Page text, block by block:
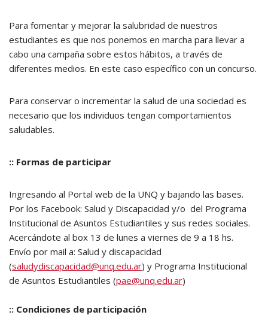
Para fomentar y mejorar la salubridad de nuestros
estudiantes es que nos ponemos en marcha para llevar a
cabo una campaña sobre estos hábitos, a través de
diferentes medios. En este caso específico con un concurso.
Para conservar o incrementar la salud de una sociedad es
necesario que los individuos tengan comportamientos
saludables.
:: Formas de participar
Ingresando al Portal web de la UNQ y bajando las bases.
Por los Facebook: Salud y Discapacidad y/o del Programa
Institucional de Asuntos Estudiantiles y sus redes sociales.
Acercándote al box 13 de lunes a viernes de 9 a 18 hs.
Envío por mail a: Salud y discapacidad
(saludydiscapacidad@unq.edu.ar) y Programa Institucional
de Asuntos Estudiantiles (pae@unq.edu.ar)
:: Condiciones de participación